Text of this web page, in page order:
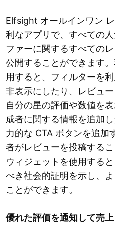
Elfsight オールインワン
利なアプリで、すべての
ファーに関するすべての
公開することができます
用すると、フィルターを
非表示にしたり、レビュ
自分の星の評価や数値を
成者に関する情報を追加
力的な CTA ボタンを追加
者がレビューを投稿する
ウィジェットを使用する
べき社会的証明を示し、
ことができます。
優れた評価を通知して売